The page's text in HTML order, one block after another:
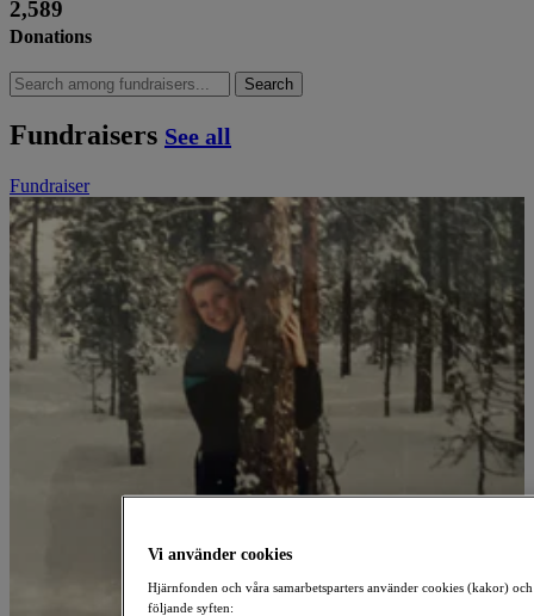
2,589
Donations
Search
Fundraisers See all
Fundraiser
Vi använder cookies
Hjärnfonden och våra samarbetsparters använder cookies (kakor)
följande syften: